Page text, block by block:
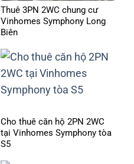
Thuê 3PN 2WC chung cư
Vinhomes Symphony Long
Biên
Cho thuê căn hộ 2PN 2WC
tại Vinhomes Symphony tòa
S5